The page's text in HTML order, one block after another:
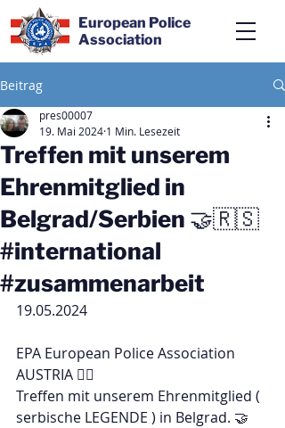
European Police
Association
Beitrag
Treffen mit unserem
Ehrenmitglied in
Belgrad/Serbien 🤝🇷🇸
#international
#zusammenarbeit
pres00007
19. Mai 2024 1 Min. Lesezeit
19.05.2024
EPA European Police Association
AUSTRIA 👮‍♂️
Treffen mit unserem Ehrenmitglied (
serbische LEGENDE ) in Belgrad. 🤝